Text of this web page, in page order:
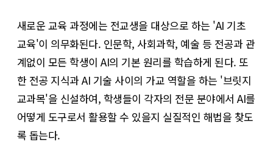
새로운 교육 과정에는 전교생을 대상으로 하는 'AI 기초
교육'이 의무화된다. 인문학, 사회과학, 예술 등 전공과 관
계없이 모든 학생이 AI의 기본 원리를 학습하게 된다. 또
한 전공 지식과 AI 기술 사이의 가교 역할을 하는 '브릿지
교과목'을 신설하여, 학생들이 각자의 전문 분야에서 AI를
어떻게 도구로서 활용할 수 있을지 실질적인 해법을 찾도
록 돕는다.